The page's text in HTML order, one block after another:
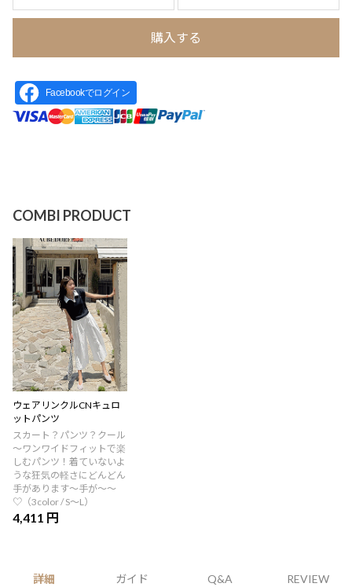
購入する
Facebookでログイン
COMBI PRODUCT
ウェアリンクルCNキュロ
ットパンツ
スカート？パンツ？クール
～ワンワイドフィットで楽
しむパンツ！着ていないよ
うな狂気の軽さにどんどん
手があります〜手が〜〜
♡（3color / S〜L）
4,411 円
詳細 ガイド Q&A REVIEW